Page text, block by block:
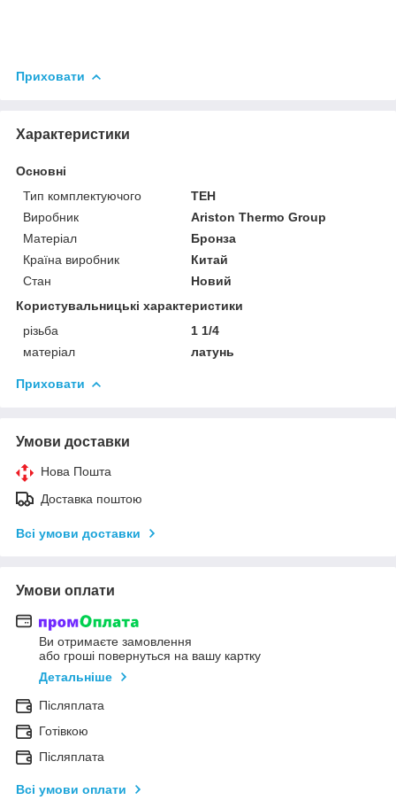
Приховати
Характеристики
Основні
Тип комплектуючого
ТЕН
Виробник
Ariston Thermo Group
Матеріал
Бронза
Країна виробник
Китай
Стан
Новий
Користувальницькі характеристики
різьба
1 1/4
матеріал
латунь
Приховати
Умови доставки
Нова Пошта
Доставка поштою
Всі умови доставки
Умови оплати
Ви отримаєте замовлення
або гроші повернуться на вашу картку
Детальніше
Післяплата
Готівкою
Післяплата
Всі умови оплати